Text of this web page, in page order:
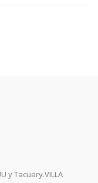
y Tacuary.VILLA